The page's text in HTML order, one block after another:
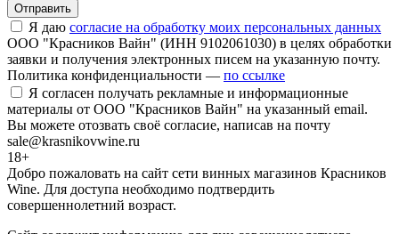
Отправить
Я даю согласие на обработку моих персональных данных
ООО "Красников Вайн" (ИНН 9102061030) в целях обработки
заявки и получения электронных писем на указанную почту.
Политика конфиденциальности — по ссылке
Я согласен получать рекламные и информационные
материалы от ООО "Красников Вайн" на указанный email.
Вы можете отозвать своё согласие, написав на почту
sale@krasnikovwine.ru
18+
Добро пожаловать на сайт сети винных магазинов Красников
Wine. Для доступа необходимо подтвердить
совершеннолетний возраст.